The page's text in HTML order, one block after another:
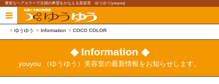
豊富なヘアカラーで主婦の希望をかなえる美容室 ゆうゆう(youyou)
ゆうゆう Information COCO COLOR
◆ Information ◆
youyou （ゆうゆう）美容室の最新情報をお知らせします。